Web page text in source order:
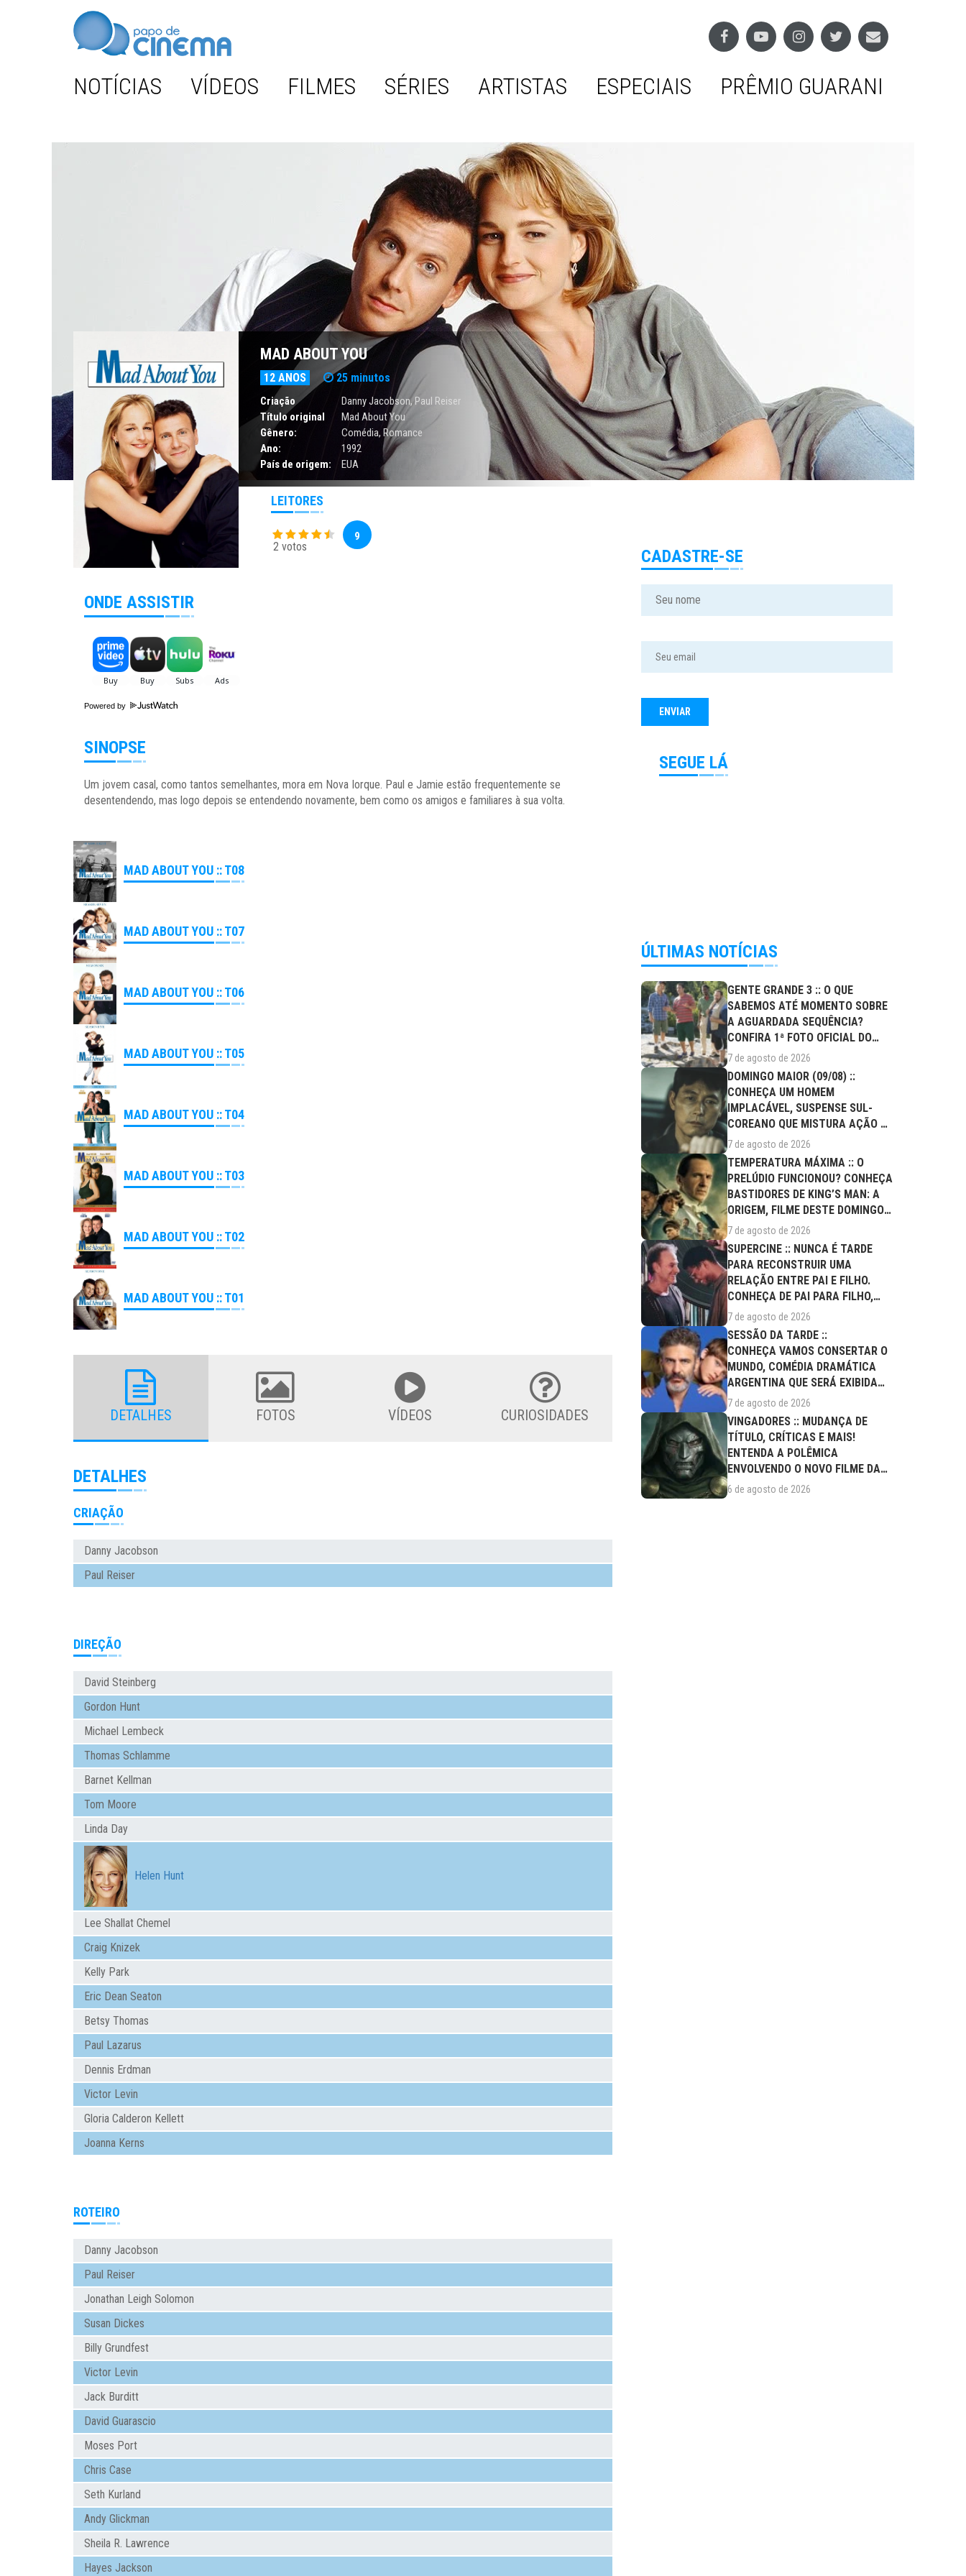
NOTÍCIAS VÍDEOS FILMES SÉRIES ARTISTAS ESPECIAIS PRÊMIO GUARANI
MAD ABOUT YOU
12 ANOS 25 minutos
Criação
Danny Jacobson, Paul Reiser
Título original
Mad About You
Gênero:
Comédia,Romance
Ano:
1992
País de origem:
EUA
LEITORES
2 votos
9
ONDE ASSISTIR
Powered by
SINOPSE
Um jovem casal, como tantos semelhantes, mora em Nova Iorque. Paul e Jamie estão frequentemente se
desentendendo, mas logo depois se entendendo novamente, bem como os amigos e familiares à sua volta.
MAD ABOUT YOU :: T08
MAD ABOUT YOU :: T07
MAD ABOUT YOU :: T06
MAD ABOUT YOU :: T05
MAD ABOUT YOU :: T04
MAD ABOUT YOU :: T03
MAD ABOUT YOU :: T02
MAD ABOUT YOU :: T01
DETALHES FOTOS VÍDEOS CURIOSIDADES
DETALHES
CRIAÇÃO
Danny Jacobson
Paul Reiser
DIREÇÃO
David Steinberg
Gordon Hunt
Michael Lembeck
Thomas Schlamme
Barnet Kellman
Tom Moore
Linda Day
Helen Hunt
Lee Shallat Chemel
Craig Knizek
Kelly Park
Eric Dean Seaton
Betsy Thomas
Paul Lazarus
Dennis Erdman
Victor Levin
Gloria Calderon Kellett
Joanna Kerns
ROTEIRO
Danny Jacobson
Paul Reiser
Jonathan Leigh Solomon
Susan Dickes
Billy Grundfest
Victor Levin
Jack Burditt
David Guarascio
Moses Port
Chris Case
Seth Kurland
Andy Glickman
Sheila R. Lawrence
Hayes Jackson
CADASTRE-SE
SEGUE LÁ
ÚLTIMAS NOTÍCIAS
GENTE GRANDE 3 :: O QUE
SABEMOS ATÉ MOMENTO SOBRE
A AGUARDADA SEQUÊNCIA?
CONFIRA 1ª FOTO OFICIAL DO
ELENCO!
7 de agosto de 2026
DOMINGO MAIOR (09/08) ::
CONHEÇA UM HOMEM
IMPLACÁVEL, SUSPENSE SUL-
COREANO QUE MISTURA AÇÃO E
DRAMA FAMILIAR
7 de agosto de 2026
TEMPERATURA MÁXIMA :: O
PRELÚDIO FUNCIONOU? CONHEÇA
BASTIDORES DE KING’S MAN: A
ORIGEM, FILME DESTE DOMINGO
(09/08)
7 de agosto de 2026
SUPERCINE :: NUNCA É TARDE
PARA RECONSTRUIR UMA
RELAÇÃO ENTRE PAI E FILHO.
CONHEÇA DE PAI PARA FILHO,
FILME DESTE...
7 de agosto de 2026
SESSÃO DA TARDE ::
CONHEÇA VAMOS CONSERTAR O
MUNDO, COMÉDIA DRAMÁTICA
ARGENTINA QUE SERÁ EXIBIDA
NESTA SEXTA (07/08)
7 de agosto de 2026
VINGADORES :: MUDANÇA DE
TÍTULO, CRÍTICAS E MAIS!
ENTENDA A POLÊMICA
ENVOLVENDO O NOVO FILME DA
MARVEL
6 de agosto de 2026